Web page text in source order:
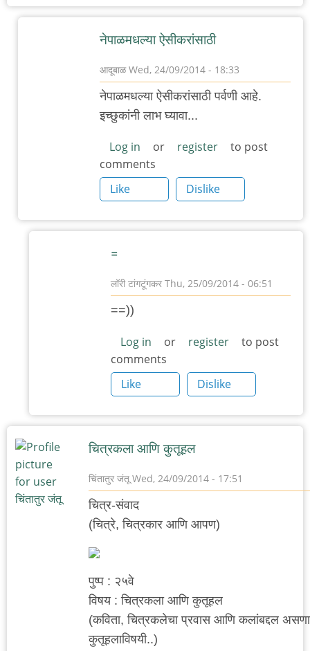
नेपाळमधल्या ऐसीकरांसाठी
आदूबाळWed, 24/09/2014 - 18:33
In
to
हिमाल
प्रकाशन
by
३_१४
विक्षिप्त
नेपाळमधल्या ऐसीकरांसाठी पर्वणी आहे.
इच्छुकांनी लाभ घ्यावा...
Log in or register
to post
comments
Like
Dislike
=
लॉरी टांगटूंगकर Thu, 25/09/2014 - 06:51
reply
नेपाळमधल्या
ऐसीकरांसाठी
by
आदूबाळ
==))
Log in or register
to post
comments
Like
Dislike
चित्रकला आणि कुतूहल
चिंतातुर जंतू Wed, 24/09/2014 - 17:51
चित्र-संवाद
(चित्रे, चित्रकार आणि आपण)
पुष्प : २५वे
विषय : चित्रकला आणि कुतूहल
(कविता, चित्रकलेचा प्रवास आणि कलांबद्दल
कुतूहलाविषयी..)